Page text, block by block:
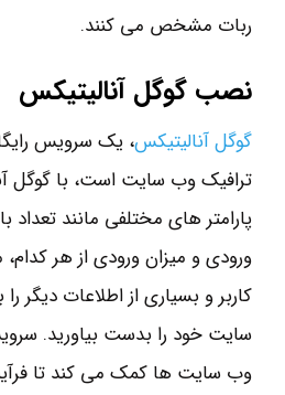
ربات مشخص می کنند.
نصب گوگل آنالیتیکس
گوگل آنالیتیکس، یک سرویس
ترافیک وب سایت است، با گوگل
پارامتر های مختلفی مانند تعداد
ورودی و میزان ورودی از هر کدام،
کاربر و بسیاری از اطلاعات دیگر
سایت خود را بدست بیاورید.
وب سایت ها کمک می کند تا